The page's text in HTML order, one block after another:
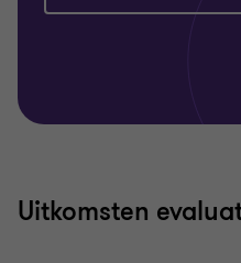
Uitkomsten